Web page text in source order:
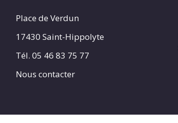
Place de Verdun
17430 Saint-Hippolyte
Tél. 05 46 83 75 77
Nous contacter